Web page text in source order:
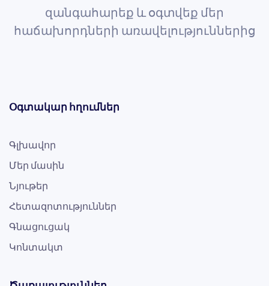
զանգահարեք և օգտվեք մեր
հաճախորդների առավելություններից
Օգտակար հղումներ
Գլխավոր
Մեր մասին
Նյութեր
Հետազոտություններ
Գնացուցակ
Կոնտակտ